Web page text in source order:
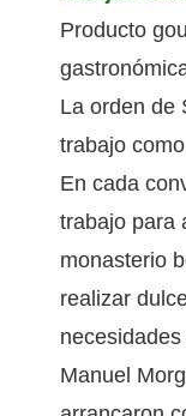
Producto
La orden de
trabajo
En cada
trabajo para
monasterio
realizar
Manuel